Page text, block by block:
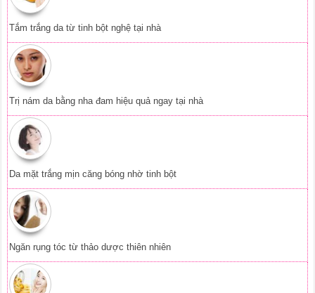
Ngăn rụng tóc từ thảo dược thiên nhiên
Vitamin E dưỡng da mặt hiệu quả tại nhà
Loại nước uống giúp trị tàn nhang hiệu quả